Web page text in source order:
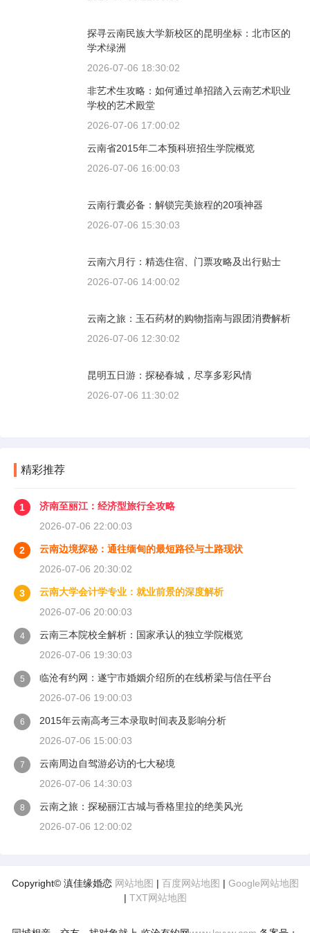
探寻云南民族大学新校区的昆明坐标：北市区的
学术绿洲
2026-07-06 18:30:02
非艺术生攻略：如何通过单招踏入云南艺术职业
学校的艺术殿堂
2026-07-06 17:00:02
云南省2015年二本预科班招生学院概览
2026-07-06 16:00:03
云南行囊必备：解锁完美旅程的20项神器
2026-07-06 15:30:03
云南六月行：精选住宿、门票攻略及出行贴士
2026-07-06 14:00:02
云南之旅：玉石药材的购物指南与跟团消费解析
2026-07-06 12:30:02
昆明五日游：探秘春城，尽享多彩风情
2026-07-06 11:30:02
精彩推荐
1
济南至丽江：经济型旅行全攻略
2026-07-06 22:00:03
2
云南边境探秘：通往缅甸的最短路径与土路现状
2026-07-06 20:30:02
3
云南大学会计学专业：就业前景的深度解析
2026-07-06 20:00:03
4
云南三本院校全解析：国家承认的独立学院概览
2026-07-06 19:30:03
5
临沧有约网：遂宁市婚姻介绍所的在线桥梁与信任平台
2026-07-06 19:00:03
6
2015年云南高考三本录取时间表及影响分析
2026-07-06 15:00:03
7
云南周边自驾游必访的七大秘境
2026-07-06 14:30:03
8
云南之旅：探秘丽江古城与香格里拉的绝美风光
2026-07-06 12:00:02
Copyright© 滇佳缘婚恋 网站地图 | 百度网站地图 | Google网站地图
| TXT网站地图